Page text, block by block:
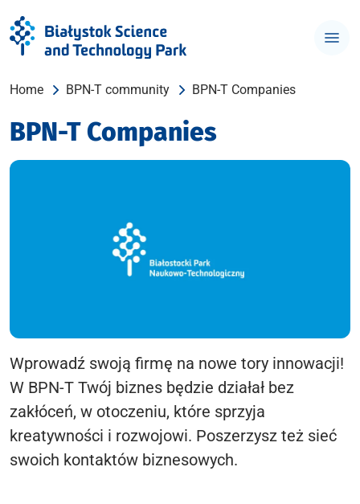
Home BPN-T community BPN-T Companies
BPN-T Companies
Wprowadź swoją firmę na nowe tory innowacji!
W BPN-T Twój biznes będzie działał bez
zakłóceń, w otoczeniu, które sprzyja
kreatywności i rozwojowi. Poszerzysz też sieć
swoich kontaktów biznesowych.